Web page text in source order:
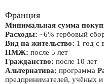
Франция
Минимальная сумма
Расходы: ~6% гербовый
Вид на жительство: 1 год с
ПМЖ: после 5 лет
Гражданство: после 10 лет
Альтернатива: программа
предпринимателей, учёных